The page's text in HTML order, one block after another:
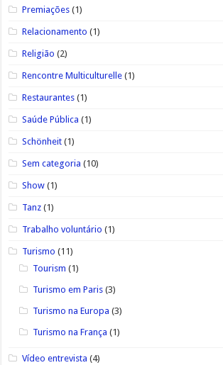
Premiações (1)
Relacionamento (1)
Religião (2)
Rencontre Multiculturelle (1)
Restaurantes (1)
Saúde Pública (1)
Schönheit (1)
Sem categoria (10)
Show (1)
Tanz (1)
Trabalho voluntário (1)
Turismo (11)
Tourism (1)
Turismo em Paris (3)
Turismo na Europa (3)
Turismo na França (1)
Vídeo entrevista (4)